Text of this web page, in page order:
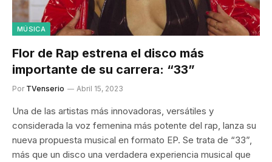
MÚSICA
Flor de Rap estrena el disco más
importante de su carrera: “33”
Por TVenserio Abril 15, 2023
Una de las artistas más innovadoras, versátiles y
considerada la voz femenina más potente del rap, lanza su
nueva propuesta musical en formato EP. Se trata de “33”,
más que un disco una verdadera experiencia musical que